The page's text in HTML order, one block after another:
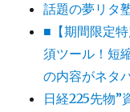
話題の夢リ
■【期間限定
須ツール！短
の内容がネタ
日経225先物”